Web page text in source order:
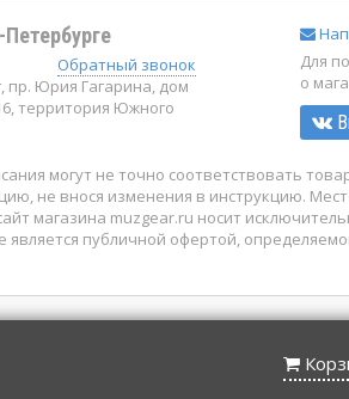
Обратный звонок
пр. Юрия Гагарина, дом
территория Южного
Для
о
могут не точно соответствовать
не внося изменения в инструкцию.
магазина muzgear.ru носит
является публичной офертой,